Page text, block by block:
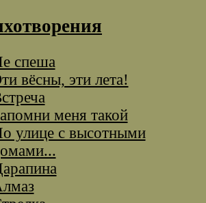
спеша
вёсны, эти лета!
меня такой
улице с высотными